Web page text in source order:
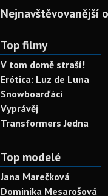
Nejnavštěvovanější
Top filmy
V tom domě straší!
Erótica: Luz de Luna
Snowboarďáci
Vyprávěj
Transformers Jedna
Top modelé
Jana Marečková
Dominika Mesarošová